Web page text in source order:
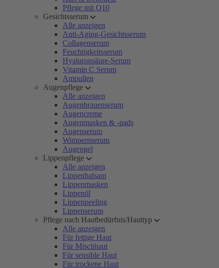
Pflege mit Q10
Gesichtsserum
Alle anzeigen
Anti-Aging-Gesichtsserum
Collagenserum
Feuchtigkeitsserum
Hyaluronsäure-Serum
Vitamin C Serum
Ampullen
Augenpflege
Alle anzeigen
Augenbrauenserum
Augencreme
Augenmasken & -pads
Augenserum
Wimpernserum
Augengel
Lippenpflege
Alle anzeigen
Lippenbalsam
Lippenmasken
Lippenöl
Lippenpeeling
Lippenserum
Pflege nach Hautbedürfnis/Hauttyp
Alle anzeigen
Für fettige Haut
Für Mischhaut
Für sensible Haut
Für trockene Haut